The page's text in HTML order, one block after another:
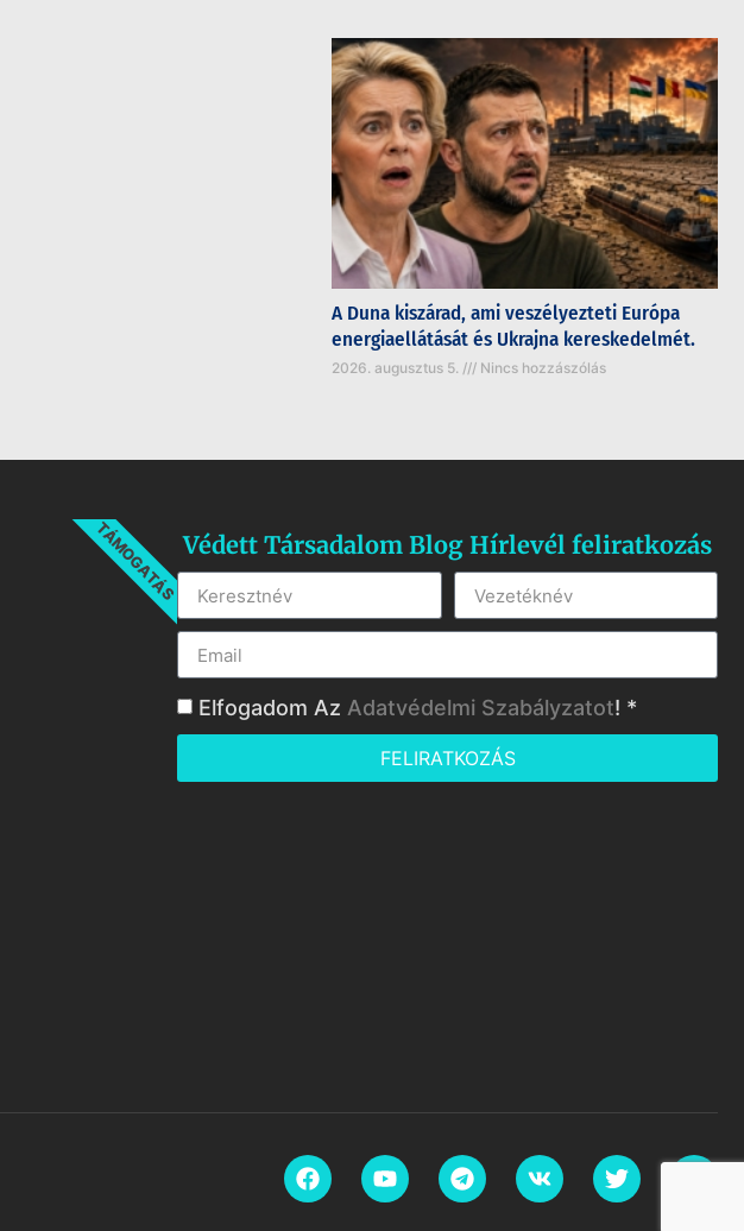
A Duna kiszárad, ami veszélyezteti Európa
energiaellátását és Ukrajna kereskedelmét.
2026. augusztus 5. Nincs hozzászólás
TÁMOGATÁSVédett Társadalom Blog Hírlevél feliratkozás
Elfogadom Az Adatvédelmi Szabályzatot! *
FELIRATKOZÁS